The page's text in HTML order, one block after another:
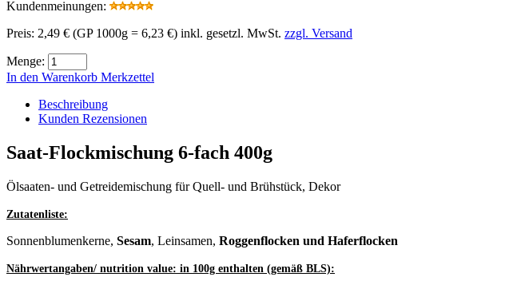
Kundenmeinungen:
Preis: 2,49 € (GP 1000g = 6,23 €) inkl. gesetzl. MwSt. zzgl. Versand
Menge:
In den Warenkorb Merkzettel
Beschreibung
Kunden Rezensionen
Saat-Flockmischung 6-fach 400g
Ölsaaten- und Getreidemischung für Quell- und Brühstück, Dekor
Zutatenliste:
Sonnenblumenkerne, Sesam, Leinsamen, Roggenflocken und Haferflocken
Nährwertangaben/ nutrition value: in 100g enthalten (gemäß BLS):